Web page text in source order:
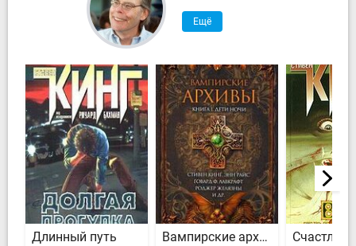
Ещё
Длинный путь Вампирские архивы: Книга 1. Дети ночи